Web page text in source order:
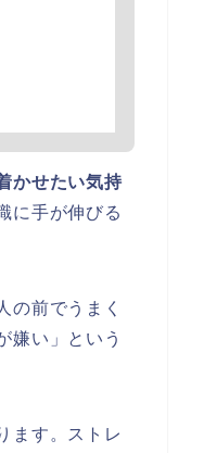
かせたい気持
に手が伸びる
の前でうまく
嫌い」という
ます。ストレ